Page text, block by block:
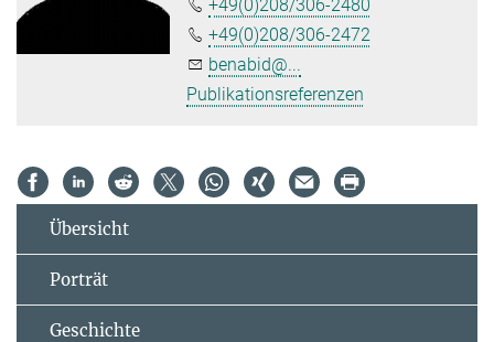
+49(0)208/306-2480
+49(0)208/306-2472
benabid@...
Publikationsreferenzen
Übersicht
Porträt
Geschichte